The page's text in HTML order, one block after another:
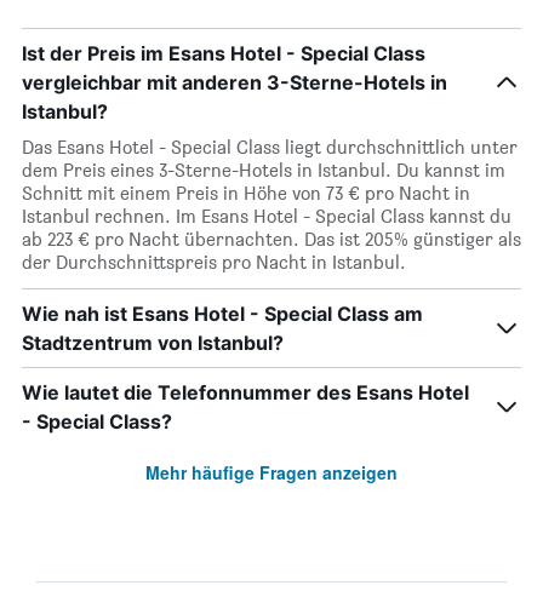
Ist der Preis im Esans Hotel - Special Class
vergleichbar mit anderen 3-Sterne-Hotels in
Istanbul?
Das Esans Hotel - Special Class liegt durchschnittlich unter
dem Preis eines 3-Sterne-Hotels in Istanbul. Du kannst im
Schnitt mit einem Preis in Höhe von 73 € pro Nacht in
Istanbul rechnen. Im Esans Hotel - Special Class kannst du
ab 223 € pro Nacht übernachten. Das ist 205% günstiger als
der Durchschnittspreis pro Nacht in Istanbul.
Wie nah ist Esans Hotel - Special Class am
Stadtzentrum von Istanbul?
Wie lautet die Telefonnummer des Esans Hotel
- Special Class?
Mehr häufige Fragen anzeigen